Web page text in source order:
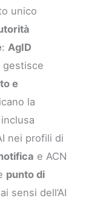
unico
: AgID
gestisce
e
la
inclusa
nei profili di
e ACN
punto di
sensi dell’AI